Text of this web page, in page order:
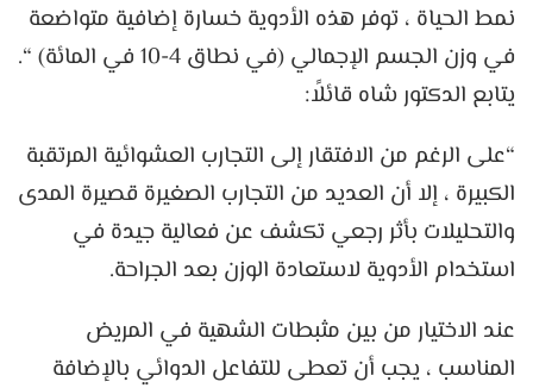
نمط الحياة ، توفر هذه الأدوية خسارة إضافية متواضعة
في وزن الجسم الإجمالي (في نطاق 4-10 في المائة) “.
يتابع الدكتور شاه قائلاً:
“على الرغم من الافتقار إلى التجارب العشوائية المرتقبة
الكبيرة ، إلا أن العديد من التجارب الصغيرة قصيرة المدى
والتحليلات بأثر رجعي تكشف عن فعالية جيدة في
استخدام الأدوية لاستعادة الوزن بعد الجراحة.
عند الاختيار من بين مثبطات الشهية في المريض
المناسب ، يجب أن تعطى للتفاعل الدوائي بالإضافة